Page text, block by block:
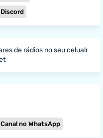
Discord
Canal no WhatsApp